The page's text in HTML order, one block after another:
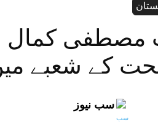
مصطفی کمال
کے شعبے
سب نیوز